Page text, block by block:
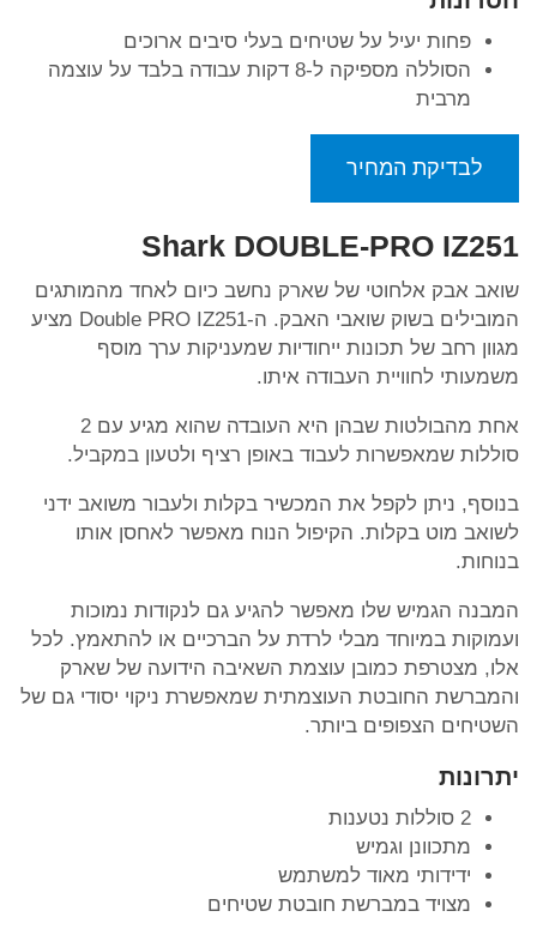
פחות יעיל על שטיחים בעלי סיבים ארוכים
הסוללה מספיקה ל-8 דקות עבודה בלבד על עוצמה
מרבית
לבדיקת המחיר
Shark DOUBLE-PRO IZ251
שואב אבק אלחוטי של שארק נחשב כיום לאחד מהמותגים
המובילים בשוק שואבי האבק. ה-Double PRO IZ251 מציע
מגוון רחב של תכונות ייחודיות שמעניקות ערך מוסף
משמעותי לחוויית העבודה איתו.
אחת מהבולטות שבהן היא העובדה שהוא מגיע עם 2
סוללות שמאפשרות לעבוד באופן רציף ולטעון במקביל.
בנוסף, ניתן לקפל את המכשיר בקלות ולעבור משואב ידני
לשואב מוט בקלות. הקיפול הנוח מאפשר לאחסן אותו
בנוחות.
המבנה הגמיש שלו מאפשר להגיע גם לנקודות נמוכות
ועמוקות במיוחד מבלי לרדת על הברכיים או להתאמץ. לכל
אלו, מצטרפת כמובן עוצמת השאיבה הידועה של שארק
והמברשת החובטת העוצמתית שמאפשרת ניקוי יסודי גם של
השטיחים הצפופים ביותר.
יתרונות
2 סוללות נטענות
מתכוונן וגמיש
ידידותי מאוד למשתמש
מצויד במברשת חובטת שטיחים